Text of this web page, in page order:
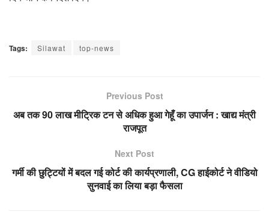
Tags: Silawat top-news
Previous Post
अब तक 90 लाख मीट्रिक टन से अधिक हुआ गेहूँ का उपार्जन : खाद्य मंत्री
राजपूत
Next Post
गर्मी की छुट्टियों में बदल गई कोर्ट की कार्यप्रणाली, CG हाईकोर्ट ने वीडियो
सुनवाई का लिया बड़ा फैसला